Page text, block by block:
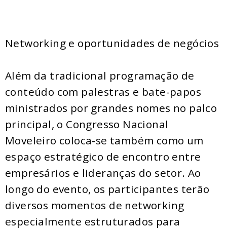
Networking e oportunidades de negócios
Além da tradicional programação de
conteúdo com palestras e bate-papos
ministrados por grandes nomes no palco
principal, o Congresso Nacional
Moveleiro coloca-se também como um
espaço estratégico de encontro entre
empresários e lideranças do setor. Ao
longo do evento, os participantes terão
diversos momentos de networking
especialmente estruturados para